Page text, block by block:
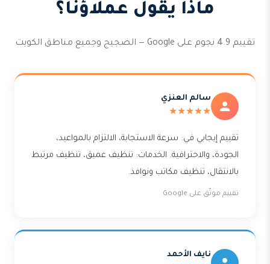
ماذا يقول عملاؤنا؟
تقييم 4.9 نجوم على Google — الضجيج وجميع مناطق الكويت
سالم العنزي
★★★★★
تقييم إيجابي في: سرعة الاستجابة، الالتزام بالمواعيد،
الجودة، والاحترافية. الخدمات: تنظيف عميق، تنظيف مرتبط
بالانتقال، تنظيف مكاتب ونوافذ.
تقييم موثّق على Google
نايف الأحمد